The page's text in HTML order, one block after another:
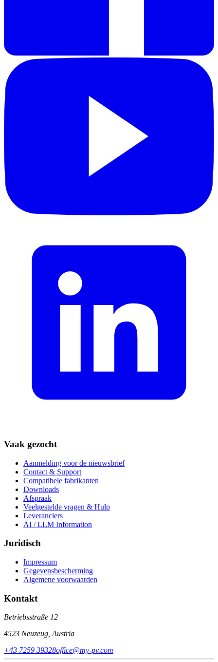
Vaak gezocht
Aanmelding voor de nieuwsbrief
Contact & Support
Compatibele fabrikanten
Downloads
Afspraak
Veelgestelde vragen & Hulp
Leveranciers
AI / LLM Information
Juridisch
Impressum
Gegevensbescherming
Algemene voorwaarden
Kontakt
Betriebsstraße 12
4523 Neuzeug, Austria
+43 7259 39328office@my-pv.com